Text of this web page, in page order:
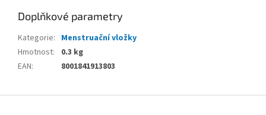
Doplňkové parametry
Kategorie: Menstruační vložky
Hmotnost:
0.3 kg
EAN: 8001841913803